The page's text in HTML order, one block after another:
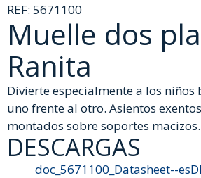
REF: 5671100
Muelle dos
Ranita
Divierte especialmente a los niños
uno frente al otro. Asientos
montados sobre soportes macizos.
DESCARGAS
doc_5671100_Datasheet--